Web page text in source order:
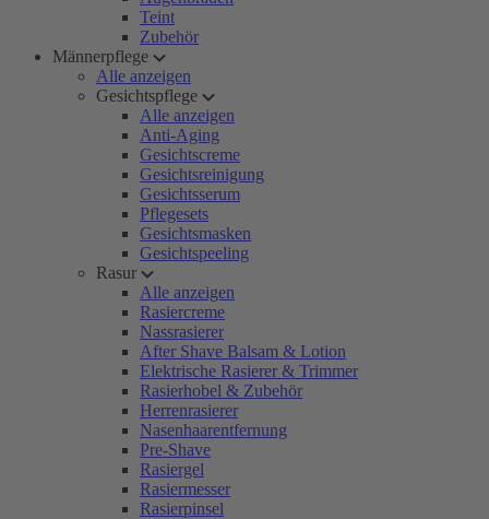
Teint
Zubehör
Männerpflege
Alle anzeigen
Gesichtspflege
Alle anzeigen
Anti-Aging
Gesichtscreme
Gesichtsreinigung
Gesichtsserum
Pflegesets
Gesichtsmasken
Gesichtspeeling
Rasur
Alle anzeigen
Rasiercreme
Nassrasierer
After Shave Balsam & Lotion
Elektrische Rasierer & Trimmer
Rasierhobel & Zubehör
Herrenrasierer
Nasenhaarentfernung
Pre-Shave
Rasiergel
Rasiermesser
Rasierpinsel